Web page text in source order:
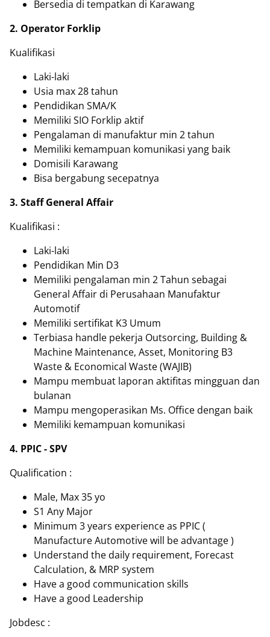
Bersedia di tempatkan di Karawang
2. Operator Forklip
Kualifikasi
Laki-laki
Usia max 28 tahun
Pendidikan SMA/K
Memiliki SIO Forklip aktif
Pengalaman di manufaktur min 2 tahun
Memiliki kemampuan komunikasi yang baik
Domisili Karawang
Bisa bergabung secepatnya
3. Staff General Affair
Kualifikasi :
Laki-laki
Pendidikan Min D3
Memiliki pengalaman min 2 Tahun sebagai
General Affair di Perusahaan Manufaktur
Automotif
Memiliki sertifikat K3 Umum
Terbiasa handle pekerja Outsorcing, Building &
Machine Maintenance, Asset, Monitoring B3
Waste & Economical Waste (WAJIB)
Mampu membuat laporan aktifitas mingguan dan
bulanan
Mampu mengoperasikan Ms. Office dengan baik
Memiliki kemampuan komunikasi
4. PPIC - SPV
Qualification :
Male, Max 35 yo
S1 Any Major
Minimum 3 years experience as PPIC (
Manufacture Automotive will be advantage )
Understand the daily requirement, Forecast
Calculation, & MRP system
Have a good communication skills
Have a good Leadership
Jobdesc :